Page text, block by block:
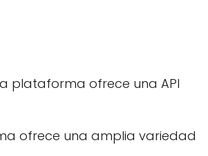
plataforma ofrece una API
ofrece una amplia variedad